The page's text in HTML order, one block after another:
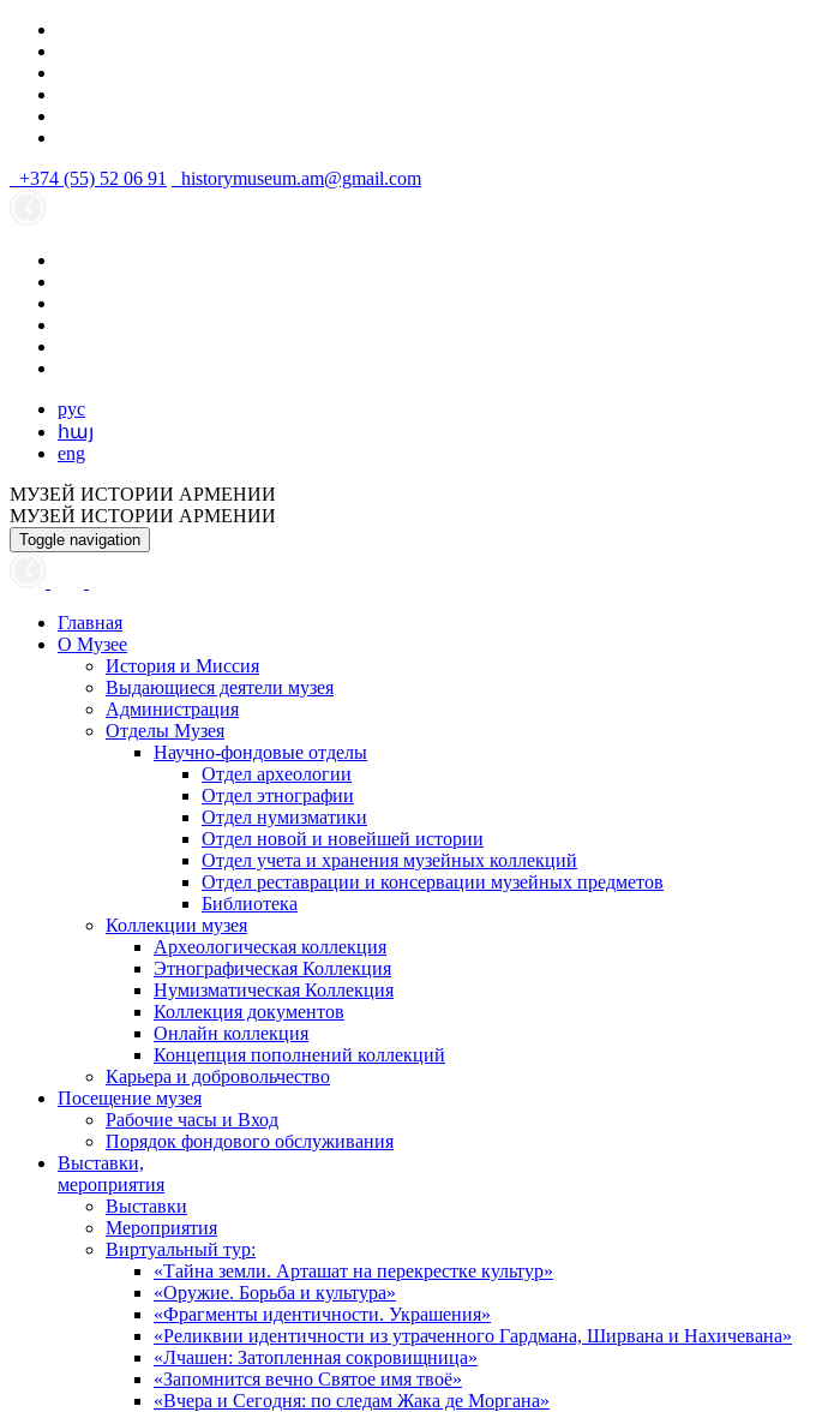
+374 (55) 52 06 91 historymuseum.am@gmail.com
рус
հայ
eng
МУЗЕЙ ИСТОРИИ АРМЕНИИ
МУЗЕЙ ИСТОРИИ АРМЕНИИ
Toggle navigation
Главная
О Музее
История и Миссия
Выдающиеся деятели музея
Администрация
Отделы Музея
Научно-фондовые отделы
Отдел археологии
Отдел этнографии
Отдел нумизматики
Отдел новой и новейшей истории
Отдел учета и хранения музейных коллекций
Отдел реставрации и консервации музейных предметов
Библиотека
Коллекции музея
Археологическая коллекция
Этнографическая Коллекция
Нумизматическая Коллекция
Коллекция документов
Онлайн коллекция
Концепция пополнений коллекций
Карьера и добровольчество
Посещение музея
Рабочие часы и Вход
Порядок фондового обслуживания
Выставки,
мероприятия
Выставки
Мероприятия
Виртуальный тур:
«Тайна земли. Арташат на перекрестке культур»
«Оружие. Борьба и культура»
«Фрагменты идентичности. Украшения»
«Реликвии идентичности из утраченного Гардмана, Ширвана и Нахичевана»
«Лчашен: Затопленная сокровищница»
«Запомнится вечно Святое имя твоё»
«Вчера и Сегодня: по следам Жака де Моргана»